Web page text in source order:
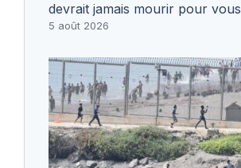
devrait jamais mourir pour vous
5 août 2026